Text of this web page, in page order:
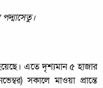
এতে দৃশ্যমান ৫ হাজার
সকালে মাওয়া প্রান্তে